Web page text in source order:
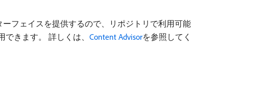
ーフェイスを提供するので、リポジトリで利用可能
きます。 詳しくは、 Content Advisorを参照してく